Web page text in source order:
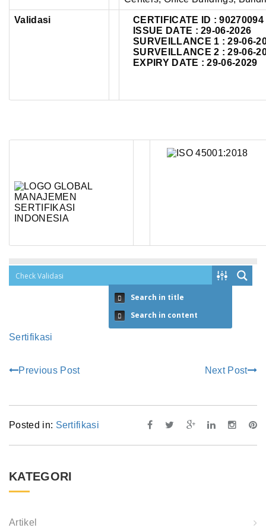
Validasi CERTIFICATE ID :90270094
ISSUE DATE : 29-06-2026
SURVEILLANCE 1 : 29-06-
SURVEILLANCE 2 : 29-06-
EXPIRY DATE : 29-06-2029
Sertifikasi
Previous Post Next Post
Posted in: Sertifikasi
KATEGORI
Artikel
Search in title
Search in content